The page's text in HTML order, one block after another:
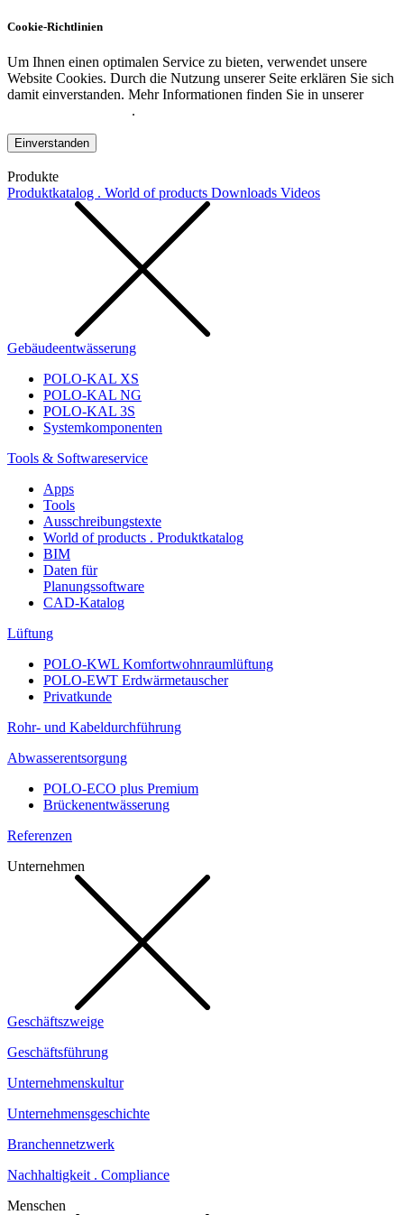
Cookie-Richtlinien
Um Ihnen einen optimalen Service zu bieten, verwendet unsere
Website Cookies. Durch die Nutzung unserer Seite erklären Sie sich
damit einverstanden. Mehr Informationen finden Sie in unserer
.
Einverstanden
Produkte
Produktkatalog . World of products Downloads Videos
Gebäudeentwässerung
POLO-KAL XS
POLO-KAL NG
POLO-KAL 3S
Systemkomponenten
Tools & Softwareservice
Apps
Tools
Ausschreibungstexte
World of products . Produktkatalog
BIM
Daten für
Planungssoftware
CAD-Katalog
Lüftung
POLO-KWL Komfortwohnraumlüftung
POLO-EWT Erdwärmetauscher
Privatkunde
Rohr- und Kabeldurchführung
Abwasserentsorgung
POLO-ECO plus Premium
Brückenentwässerung
Referenzen
Unternehmen
Geschäftszweige
Geschäftsführung
Unternehmenskultur
Unternehmensgeschichte
Branchennetzwerk
Nachhaltigkeit . Compliance
Menschen